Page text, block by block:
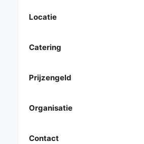
Locatie
Catering
Prijzengeld
Organisatie
Contact